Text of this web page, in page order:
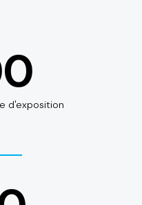
d'exposition